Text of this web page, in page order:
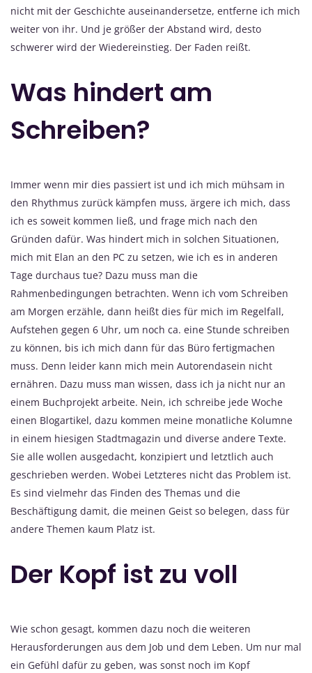
nicht mit der Geschichte auseinandersetze, entferne ich mich
weiter von ihr. Und je größer der Abstand wird, desto
schwerer wird der Wiedereinstieg. Der Faden reißt.
Was hindert am
Schreiben?
Immer wenn mir dies passiert ist und ich mich mühsam in
den Rhythmus zurück kämpfen muss, ärgere ich mich, dass
ich es soweit kommen ließ, und frage mich nach den
Gründen dafür. Was hindert mich in solchen Situationen,
mich mit Elan an den PC zu setzen, wie ich es in anderen
Tage durchaus tue? Dazu muss man die
Rahmenbedingungen betrachten. Wenn ich vom Schreiben
am Morgen erzähle, dann heißt dies für mich im Regelfall,
Aufstehen gegen 6 Uhr, um noch ca. eine Stunde schreiben
zu können, bis ich mich dann für das Büro fertigmachen
muss. Denn leider kann mich mein Autorendasein nicht
ernähren. Dazu muss man wissen, dass ich ja nicht nur an
einem Buchprojekt arbeite. Nein, ich schreibe jede Woche
einen Blogartikel, dazu kommen meine monatliche Kolumne
in einem hiesigen Stadtmagazin und diverse andere Texte.
Sie alle wollen ausgedacht, konzipiert und letztlich auch
geschrieben werden. Wobei Letzteres nicht das Problem ist.
Es sind vielmehr das Finden des Themas und die
Beschäftigung damit, die meinen Geist so belegen, dass für
andere Themen kaum Platz ist.
Der Kopf ist zu voll
Wie schon gesagt, kommen dazu noch die weiteren
Herausforderungen aus dem Job und dem Leben. Um nur mal
ein Gefühl dafür zu geben, was sonst noch im Kopf